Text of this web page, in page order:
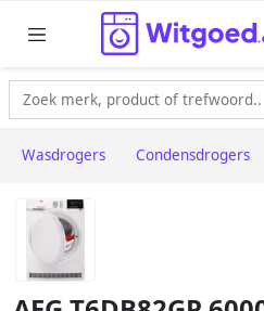
Wasdrogers Condensdrogers